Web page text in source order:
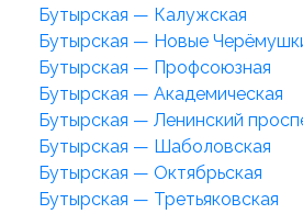
Бутырская — Калужская
Бутырская — Новые
Бутырская — Профсоюзная
Бутырская — Академическая
Бутырская — Ленинский
Бутырская — Шаболовская
Бутырская — Октябрьская
Бутырская — Третьяковская